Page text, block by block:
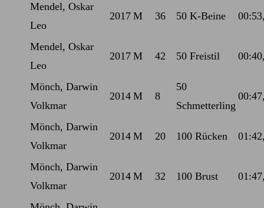
Mendel, Oskar
Leo
2017 M 36 50 K-Beine
Mendel, Oskar
Leo
2017 M 42 50 Freistil
Mönch, Darwin
Volkmar
2014 M 8
50
Schmetterling
Mönch, Darwin
Volkmar
2014 M 20 100 Rücken
Mönch, Darwin
Volkmar
2014 M 32 100 Brust